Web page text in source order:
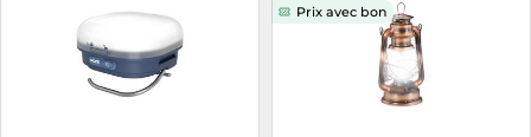
Prix avec bon